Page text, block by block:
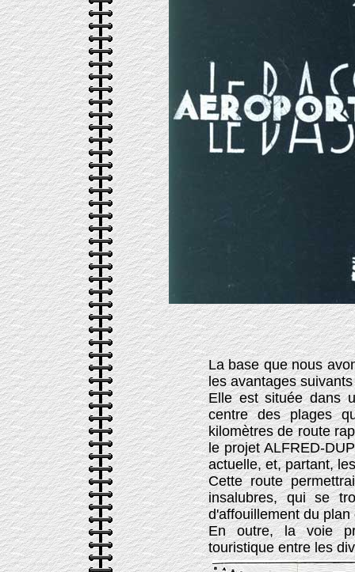
La base que nous
les avantages
Elle est située dans
centre des plages
kilomètres de route
le projet ALFRED-
actuelle, et, partant,
Cette route
insalubres, qui se
d'affouillement du plan
En outre, la voie
touristique entre les